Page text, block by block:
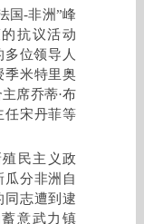
国-非洲”峰
抗议活动
位领导人
季米特里奥
席乔蒂·布
任宋丹菲等
民主义政
分非洲自
同志遭到逮
意武力镇